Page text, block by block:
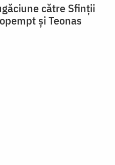
către Sfinţii
şi Teonas